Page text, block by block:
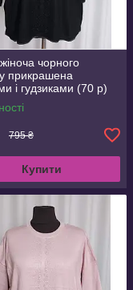
чорного
прикрашена
і гудзиками (70 р)
795 ₴
Купити